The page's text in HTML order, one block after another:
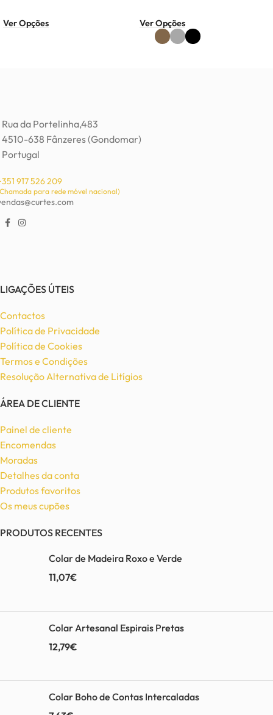
Ver Opções Ver Opções
Rua da Portelinha,483
4510-638 Fânzeres (Gondomar)
Portugal
917 526 209
para rede móvel nacional)
LIGAÇÕES ÚTEIS
Contactos
Política de Privacidade
Política de Cookies
Termos e Condições
Resolução Alternativa de Litígios
ÁREA DE CLIENTE
Painel de cliente
Encomendas
Moradas
Detalhes da conta
Produtos favoritos
Os meus cupões
PRODUTOS RECENTES
Colar de Madeira Roxo e Verde
11,07€
Colar Artesanal Espirais Pretas
12,79€
Colar Boho de Contas Intercaladas